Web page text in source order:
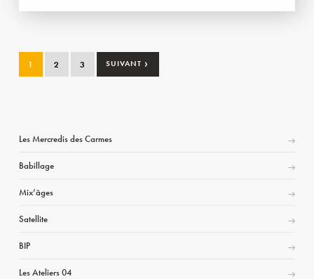
1 2 3 SUIVANT ›
Les Mercredis des Carmes
Babillage
Mix’âges
Satellite
BIP
Les Ateliers 04